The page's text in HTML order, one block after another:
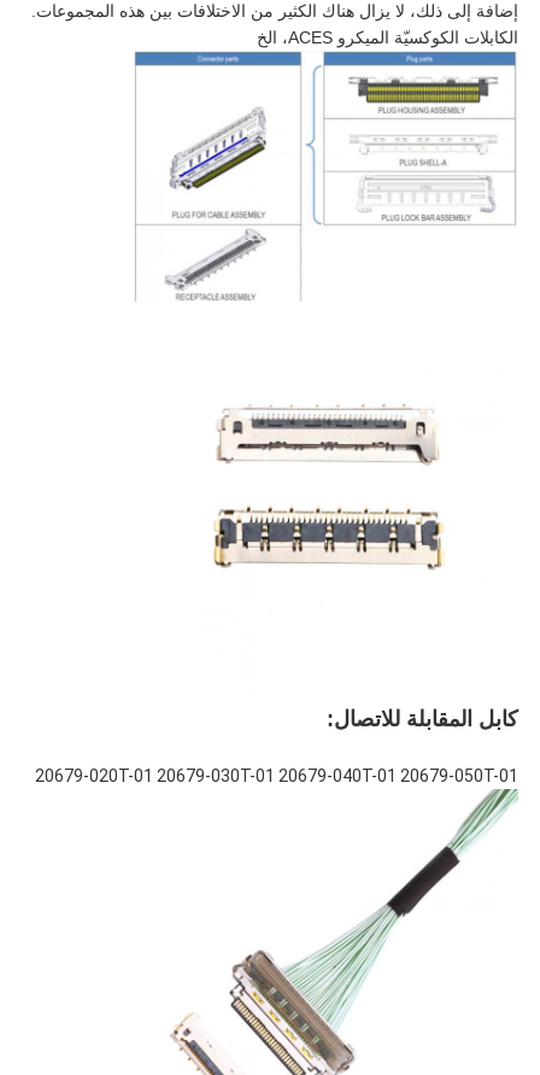
إضافة إلى ذلك، لا يزال هناك الكثير من الاختلافات بين هذه المجموعات.
الكابلات الكوكسيّة الميكرو ACES، الخ
كابل المقابلة للاتصال:
20679-020T-01 20679-030T-01 20679-040T-01 20679-050T-01